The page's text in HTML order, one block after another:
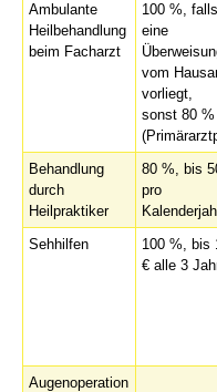
Ambulante
Heilbehandlung
beim Facharzt
100 %, falls
eine
vom
vorliegt,
sonst 80 %
Behandlung
durch
Heilpraktiker
80 %, bis
pro
Sehhilfen
100 %, bis
€ alle 3
Augenoperation